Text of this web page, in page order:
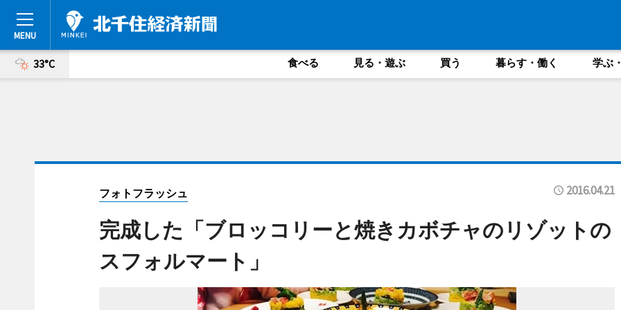
33°C 食べる 見る・遊ぶ 買う 暮らす・働く 学ぶ
フォトフラッシュ 2016.04.21
完成した「ブロッコリーと焼きカボチャのリゾットの
スフォルマート」